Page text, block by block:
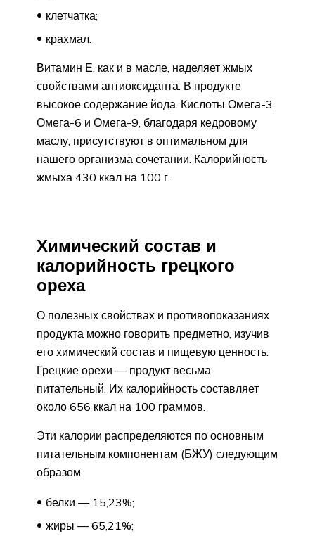
клетчатка;
крахмал.
Витамин Е, как и в масле, наделяет жмых
свойствами антиоксиданта. В продукте
высокое содержание йода. Кислоты Омега-3,
Омега-6 и Омега-9, благодаря кедровому
маслу, присутствуют в оптимальном для
нашего организма сочетании. Калорийность
жмыха 430 ккал на 100 г.
Химический состав и
калорийность грецкого
ореха
О полезных свойствах и противопоказаниях
продукта можно говорить предметно, изучив
его химический состав и пищевую ценность.
Грецкие орехи — продукт весьма
питательный. Их калорийность составляет
около 656 ккал на 100 граммов.
Эти калории распределяются по основным
питательным компонентам (БЖУ) следующим
образом:
белки — 15,23%;
жиры — 65,21%;